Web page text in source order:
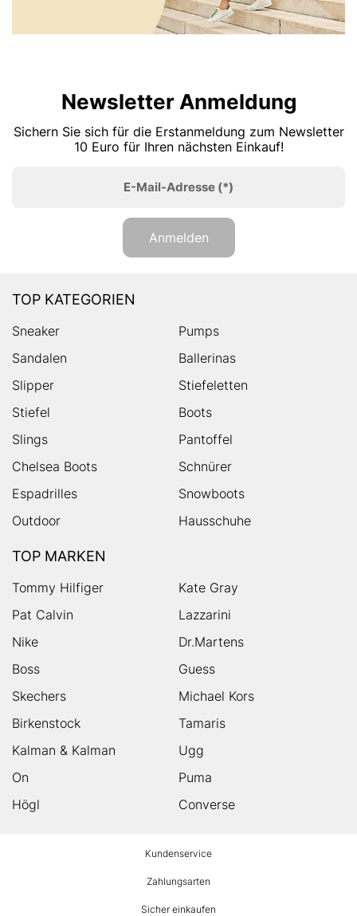
Newsletter Anmeldung
Sichern Sie sich für die Erstanmeldung zum Newsletter
10 Euro für Ihren nächsten Einkauf!
E-Mail-Adresse (*)
Anmelden
TOP KATEGORIEN
Sneaker
Pumps
Sandalen
Ballerinas
Slipper
Stiefeletten
Stiefel
Boots
Slings
Pantoffel
Chelsea Boots
Schnürer
Espadrilles
Snowboots
Outdoor
Hausschuhe
TOP MARKEN
Tommy Hilfiger
Kate Gray
Pat Calvin
Lazzarini
Nike
Dr.Martens
Boss
Guess
Skechers
Michael Kors
Birkenstock
Tamaris
Kalman & Kalman
Ugg
On
Puma
Högl
Converse
Kundenservice
Zahlungsarten
Sicher einkaufen